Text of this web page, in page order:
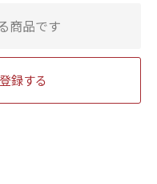
録する
商品です